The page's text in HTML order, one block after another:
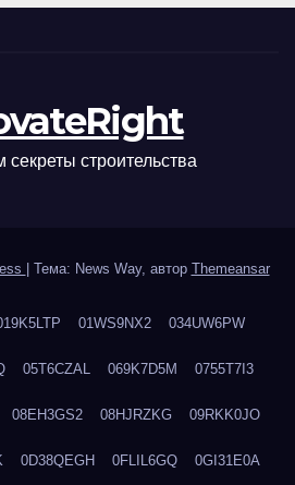
секреты строительства
Тема: News Way, автор Themeansar
01WS9NX2 034UW6PW
05T6CZAL 069K7D5M 0755T7I3
08EH3GS2 08HJRZKG 09RKK0JO
0D38QEGH 0FLIL6GQ 0GI31E0A